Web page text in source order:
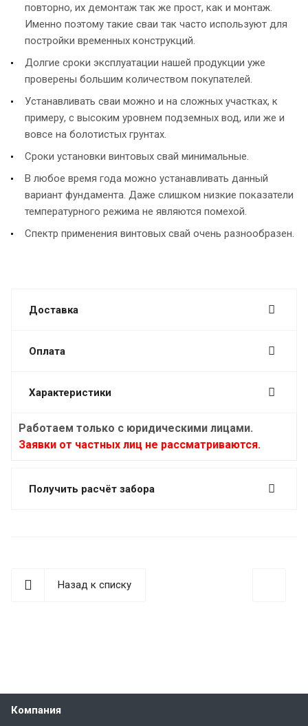
повторно, их демонтаж так же прост, как и монтаж.
Именно поэтому такие сваи так часто используют для
постройки временных конструкций.
Долгие сроки эксплуатации нашей продукции уже
проверены большим количеством покупателей.
Устанавливать сваи можно и на сложных участках, к
примеру, с высоким уровнем подземных вод, или же и
вовсе на болотистых грунтах.
Сроки установки винтовых свай минимальные.
В любое время года можно устанавливать данный
вариант фундамента. Даже слишком низкие показатели
температурного режима не являются помехой.
Спектр применения винтовых свай очень разнообразен.
Доставка
Оплата
Характеристики
Работаем только с юридическими лицами.
Заявки от частных лиц не рассматриваются.
Получить расчёт забора
Назад к списку
Компания